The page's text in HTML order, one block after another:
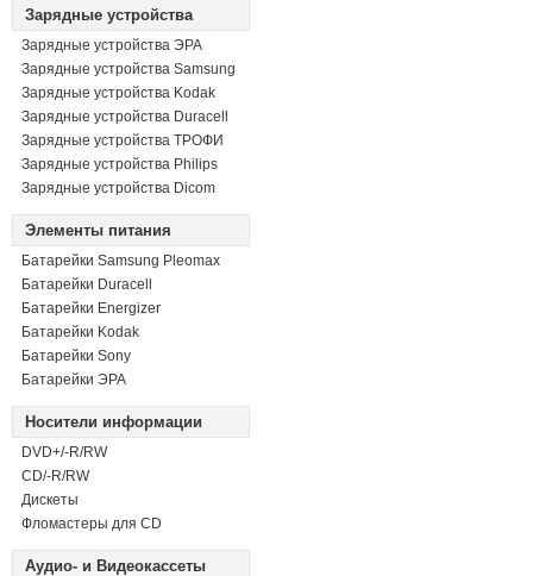
Зарядные устройства
Зарядные устройства ЭРА
Зарядные устройства Samsung
Зарядные устройства Kodak
Зарядные устройства Duracell
Зарядные устройства ТРОФИ
Зарядные устройства Philips
Зарядные устройства Dicom
Элементы питания
Батарейки Samsung Pleomax
Батарейки Duracell
Батарейки Energizer
Батарейки Kodak
Батарейки Sony
Батарейки ЭРА
Носители информации
DVD+/-R/RW
СD/-R/RW
Дискеты
Фломастеры для CD
Аудио- и Видеокассеты